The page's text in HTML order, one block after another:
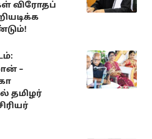
விரோதப்
–
தமிழர்